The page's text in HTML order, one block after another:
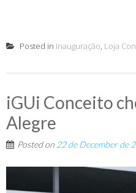
Posted in Inauguração, Loja
iGUi Conceito
Alegre
Posted on 22 de December de